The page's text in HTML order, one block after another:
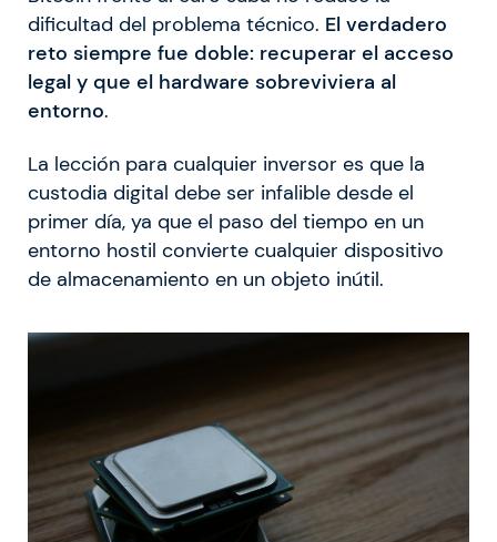
dificultad del problema técnico. El verdadero
reto siempre fue doble: recuperar el acceso
legal y que el hardware sobreviviera al
entorno.
La lección para cualquier inversor es que la
custodia digital debe ser infalible desde el
primer día, ya que el paso del tiempo en un
entorno hostil convierte cualquier dispositivo
de almacenamiento en un objeto inútil.